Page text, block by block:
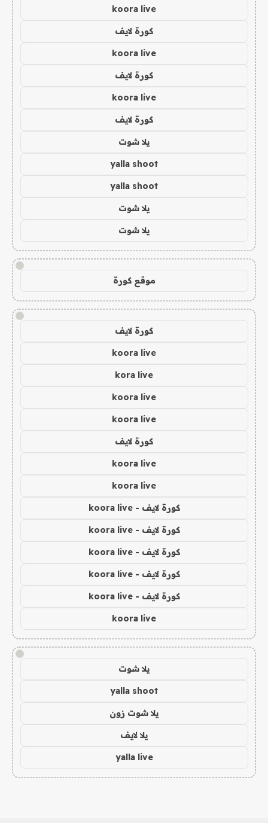
koora live
كورة لايف
koora live
كورة لايف
koora live
كورة لايف
يلا شوت
yalla shoot
yalla shoot
يلا شوت
يلا شوت
!
موقع كورة
!
كورة لايف
koora live
kora live
koora live
koora live
كورة لايف
koora live
koora live
كورة لايف - koora live
كورة لايف - koora live
كورة لايف - koora live
كورة لايف - koora live
كورة لايف - koora live
koora live
!
يلا شوت
yalla shoot
يلا شوت زون
يلا لايف
yalla live